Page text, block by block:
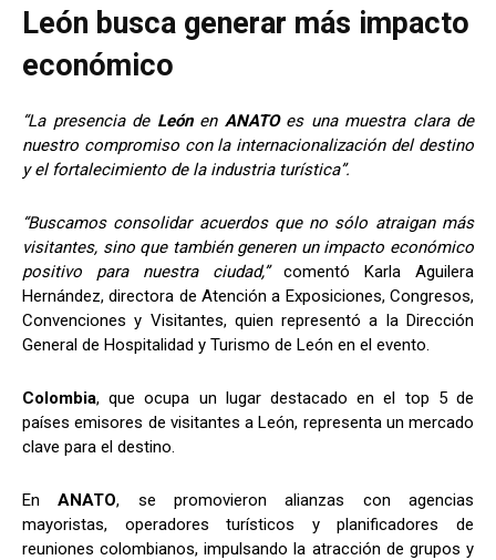
León busca generar más impacto
económico
“La presencia de Leónen ANATO es una muestra clara de
nuestro compromiso con la internacionalización del destino
y el fortalecimiento de la industria turística”.
“Buscamos consolidar acuerdos que no sólo atraigan más
visitantes, sino que también generen un impacto económico
positivo para nuestra ciudad,”comentó Karla Aguilera
Hernández, directora de Atención a Exposiciones, Congresos,
Convenciones y Visitantes, quien representó a la Dirección
General de Hospitalidad y Turismo de León en el evento.
Colombia, que ocupa un lugar destacado en el top 5 de
países emisores de visitantes a León, representa un mercado
clave para el destino.
EnANATO, se promovieron alianzas con agencias
mayoristas, operadores turísticos y planificadores de
reuniones colombianos, impulsando la atracción de grupos y